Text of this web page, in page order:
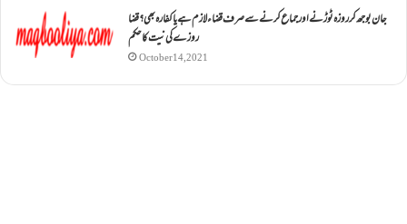
جان بوجھ کر روزہ ٹوڑنے اور جماع کرنے سے صرف قضاء لازم ہے یا کفارہ بھی؟ قضا
روزے کی نیت کا حکم
October 14, 2021